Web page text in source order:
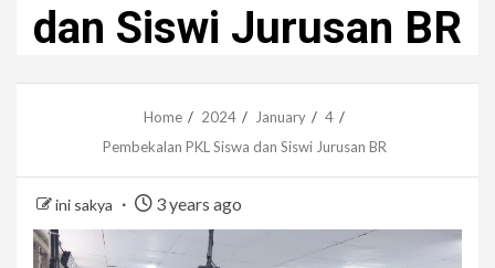
dan Siswi Jurusan BR
Home 2024 January
4
Pembekalan PKL Siswa dan Siswi Jurusan BR
ini sakya 3 years ago